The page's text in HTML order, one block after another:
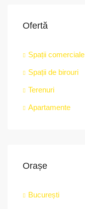
Ofertă
Spații comerciale
Spații de birouri
Terenuri
Apartamente
Orașe
București